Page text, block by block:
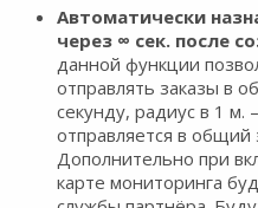
Автоматически
через ∞ сек. после
данной функции
отправлять заказы в
секунду, радиус в 1 м.
отправляется в
Дополнительно при
карте мониторинга